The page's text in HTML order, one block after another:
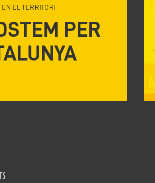
EL TERRITORI
PER